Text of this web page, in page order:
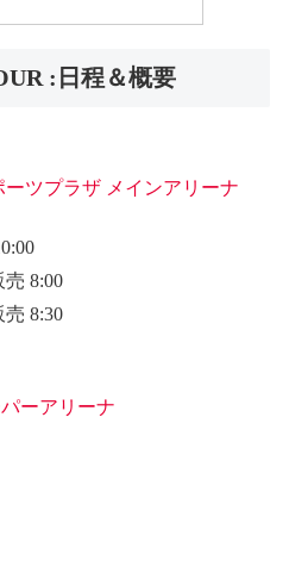
:日程＆概要
ツプラザ メインアリーナ
売 8:00
売 8:30
ーアリーナ